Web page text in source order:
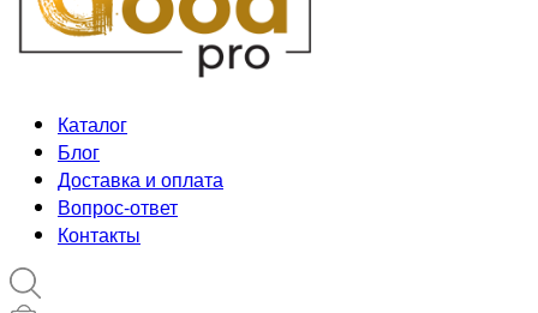
Каталог
Блог
Доставка и оплата
Вопрос-ответ
Контакты